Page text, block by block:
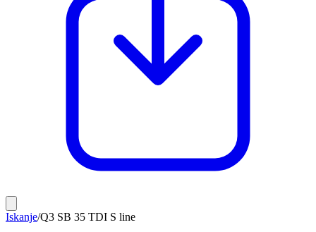
Iskanje/Q3 SB 35 TDI S line